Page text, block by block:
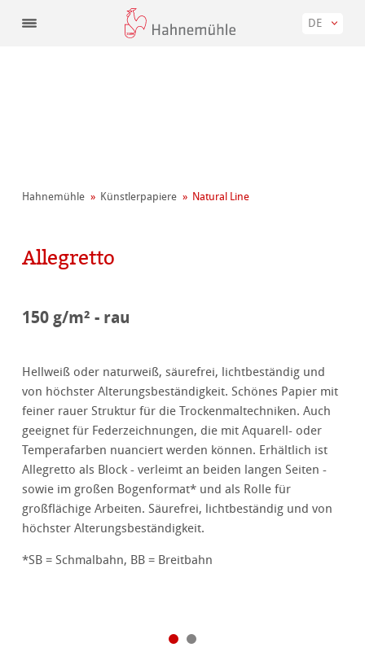
DE
Hahnemühle Künstler­papiere Natural Line
Allegretto
150 g/m² - rau
Hellweiß oder naturweiß, säurefrei, lichtbeständig und
von höchster Alterungsbeständigkeit. Schönes Papier mit
feiner rauer Struktur für die Trockenmaltechniken. Auch
geeignet für Federzeichnungen, die mit Aquarell- oder
Temperafarben nuanciert werden können. Erhältlich ist
Allegretto als Block - verleimt an beiden langen Seiten -
sowie im großen Bogenformat* und als Rolle für
großflächige Arbeiten. Säurefrei, lichtbeständig und von
höchster Alterungsbeständigkeit.
*SB = Schmalbahn, BB = Breitbahn